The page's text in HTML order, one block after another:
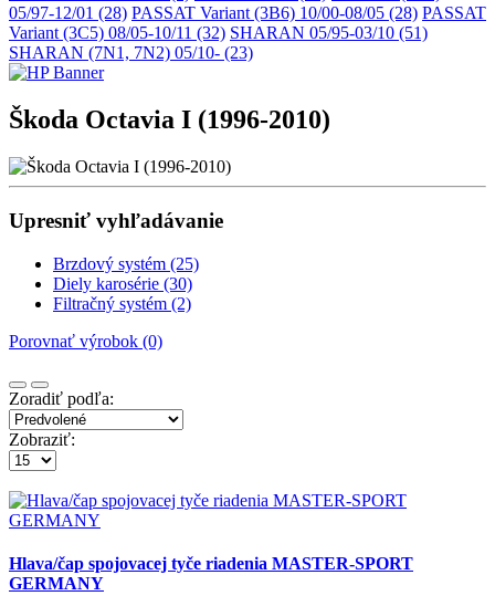
05/97-12/01 (28) PASSAT Variant (3B6) 10/00-08/05 (28) PASSAT
Variant (3C5) 08/05-10/11 (32) SHARAN 05/95-03/10 (51)
SHARAN (7N1, 7N2) 05/10- (23)
Škoda Octavia I (1996-2010)
Upresniť vyhľadávanie
Brzdový systém (25)
Diely karosérie (30)
Filtračný systém (2)
Porovnať výrobok (0)
Zoradiť podľa:
Zobraziť:
Hlava/čap spojovacej tyče riadenia MASTER-SPORT
GERMANY